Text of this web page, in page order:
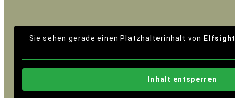
Sie sehen gerade einen Platzhalterinhalt von Elfsight
Inhalt entsperren